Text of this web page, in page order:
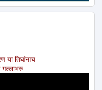
या तिघांनाच